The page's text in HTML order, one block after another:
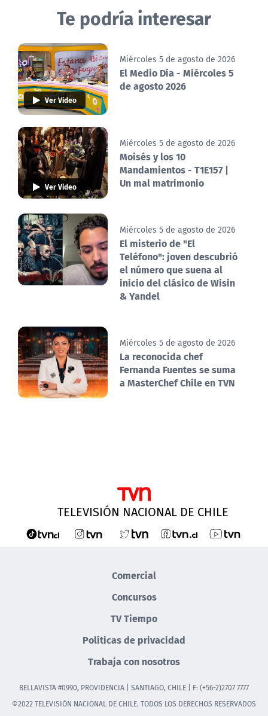
Te podría interesar
Ver Video
Miércoles 5 de agosto de 2026
El Medio Día - Miércoles 5
de agosto 2026
Ver Video
Miércoles 5 de agosto de 2026
Moisés y los 10
Mandamientos - T1E157 |
Un mal matrimonio
Miércoles 5 de agosto de 2026
El misterio de "El
Teléfono": joven descubrió
el número que suena al
inicio del clásico de Wisin
& Yandel
Miércoles 5 de agosto de 2026
La reconocida chef
Fernanda Fuentes se suma
a MasterChef Chile en TVN
TELEVISIÓN NACIONAL DE CHILE
Comercial
Concursos
TV Tiempo
Políticas de privacidad
Trabaja con nosotros
BELLAVISTA #0990, PROVIDENCIA | SANTIAGO, CHILE | F: (+56-2)2707 7777
©2022 TELEVISIÓN NACIONAL DE CHILE. TODOS LOS DERECHOS RESERVADOS